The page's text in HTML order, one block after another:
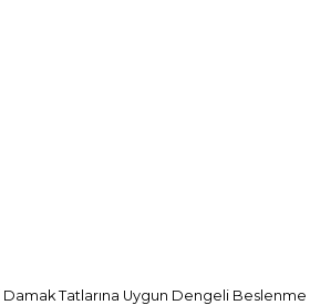
Damak Tatlarına Uygun Dengeli Beslenme